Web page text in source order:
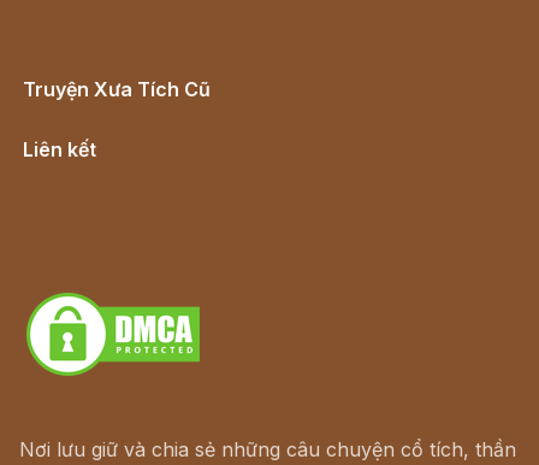
Truyện Xưa Tích Cũ
Liên kết
Nơi lưu giữ và chia sẻ những câu chuyện cổ tích, thần